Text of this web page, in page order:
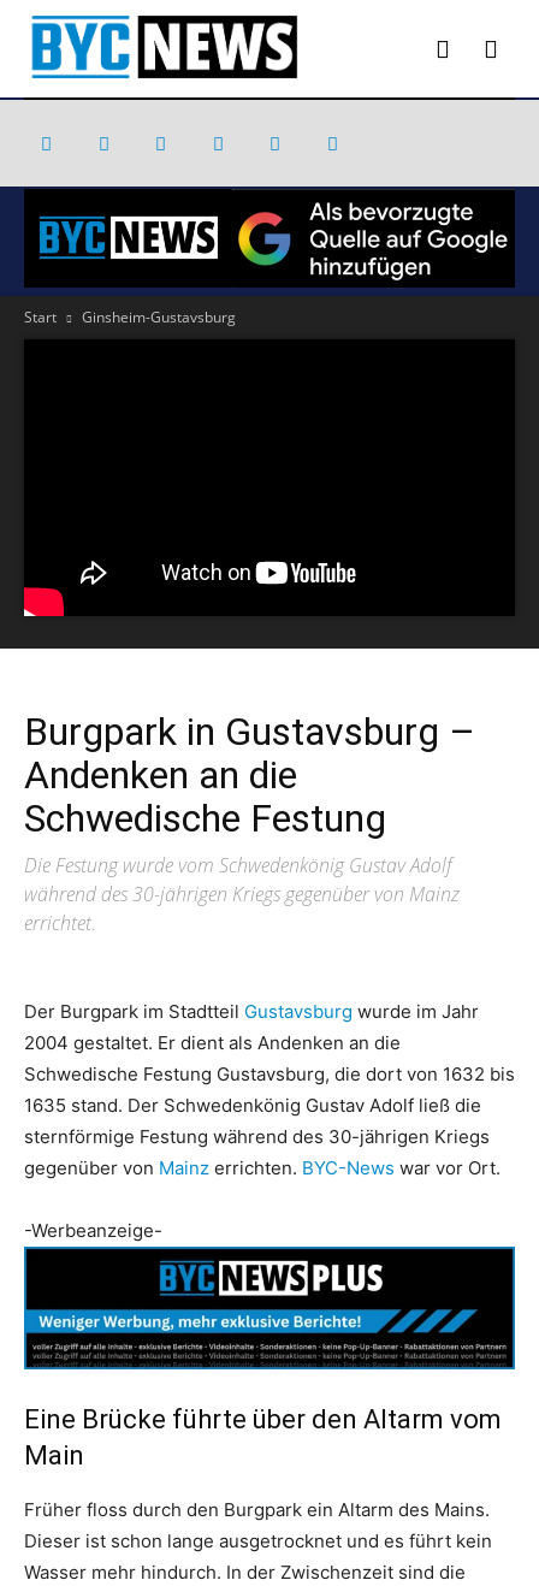
Start Ginsheim-Gustavsburg
Burgpark in Gustavsburg –
Andenken an die
Schwedische Festung
Die Festung wurde vom Schwedenkönig Gustav Adolf
während des 30-jährigen Kriegs gegenüber von Mainz
errichtet.
Der Burgpark im Stadtteil Gustavsburg wurde im Jahr
2004 gestaltet. Er dient als Andenken an die
Schwedische Festung Gustavsburg, die dort von 1632 bis
1635 stand. Der Schwedenkönig Gustav Adolf ließ die
sternförmige Festung während des 30-jährigen Kriegs
gegenüber von Mainz errichten. BYC-News war vor Ort.
-Werbeanzeige-
Eine Brücke führte über den Altarm vom
Main
Früher floss durch den Burgpark ein Altarm des Mains.
Dieser ist schon lange ausgetrocknet und es führt kein
Wasser mehr hindurch. In der Zwischenzeit sind die